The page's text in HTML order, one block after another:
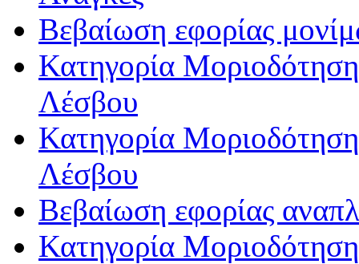
Βεβαίωση εφορίας
Κατηγορία
Λέσβου
Κατηγορία
Λέσβου
Βεβαίωση εφορίας
Κατηγορία